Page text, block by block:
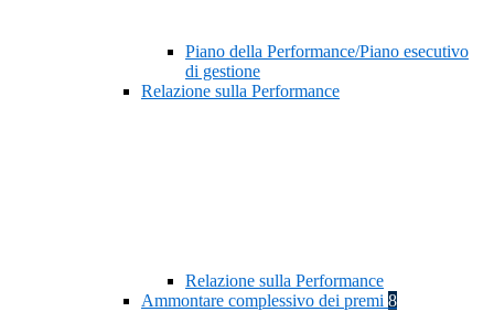
Piano della Performance/Piano esecutivo
di gestione
Relazione sulla Performance
Relazione sulla Performance
Ammontare complessivo dei premi 8